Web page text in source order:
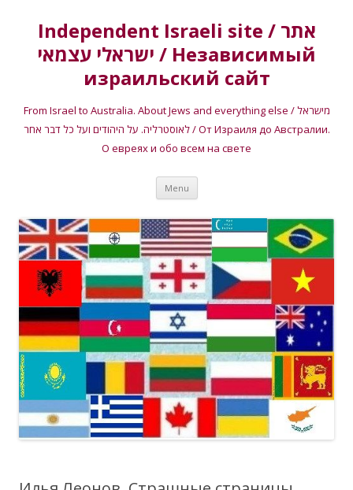
Independent Israeli site / אתר
ישראלי עצמאי / Независимый
израильский сайт
From Israel to Australia. About Jews and everything else / מישראל
לאוסטרליה. על היהודים ועל כל דבר אחר / От Израиля до Австралии.
О евреях и обо всем на свете
Menu Skip
content